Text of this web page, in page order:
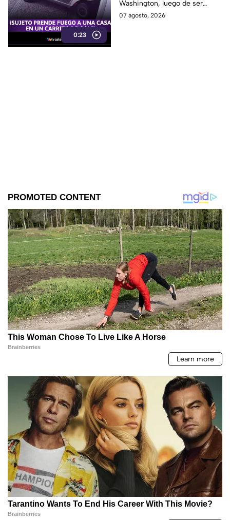
0:23
en una casa
Washington, luego de ser
señalado como presunto
07 agosto, 2026